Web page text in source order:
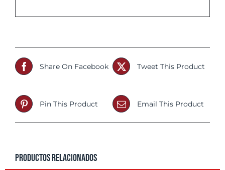
Share On Facebook Tweet This Product
Pin This Product Email This Product
Productos relacionados